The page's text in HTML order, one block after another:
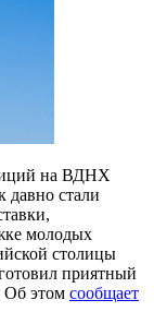
на ВДНХ
давно стали
молодых
столицы
приятный
Об этом сообщает